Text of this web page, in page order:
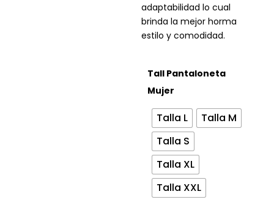
adaptabilidad lo cual
brinda la mejor horma
estilo y comodidad.
Tall Pantaloneta
Mujer
Talla L
Talla M
Talla S
Talla XL
Talla XXL